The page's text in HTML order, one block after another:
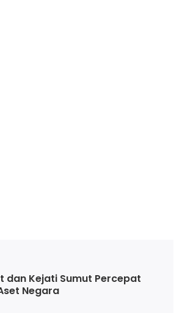
dan Kejati Sumut Percepat
Negara